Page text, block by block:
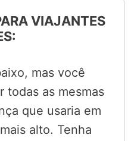
VIAJANTES
mas você
todas as mesmas
que usaria em
alto. Tenha